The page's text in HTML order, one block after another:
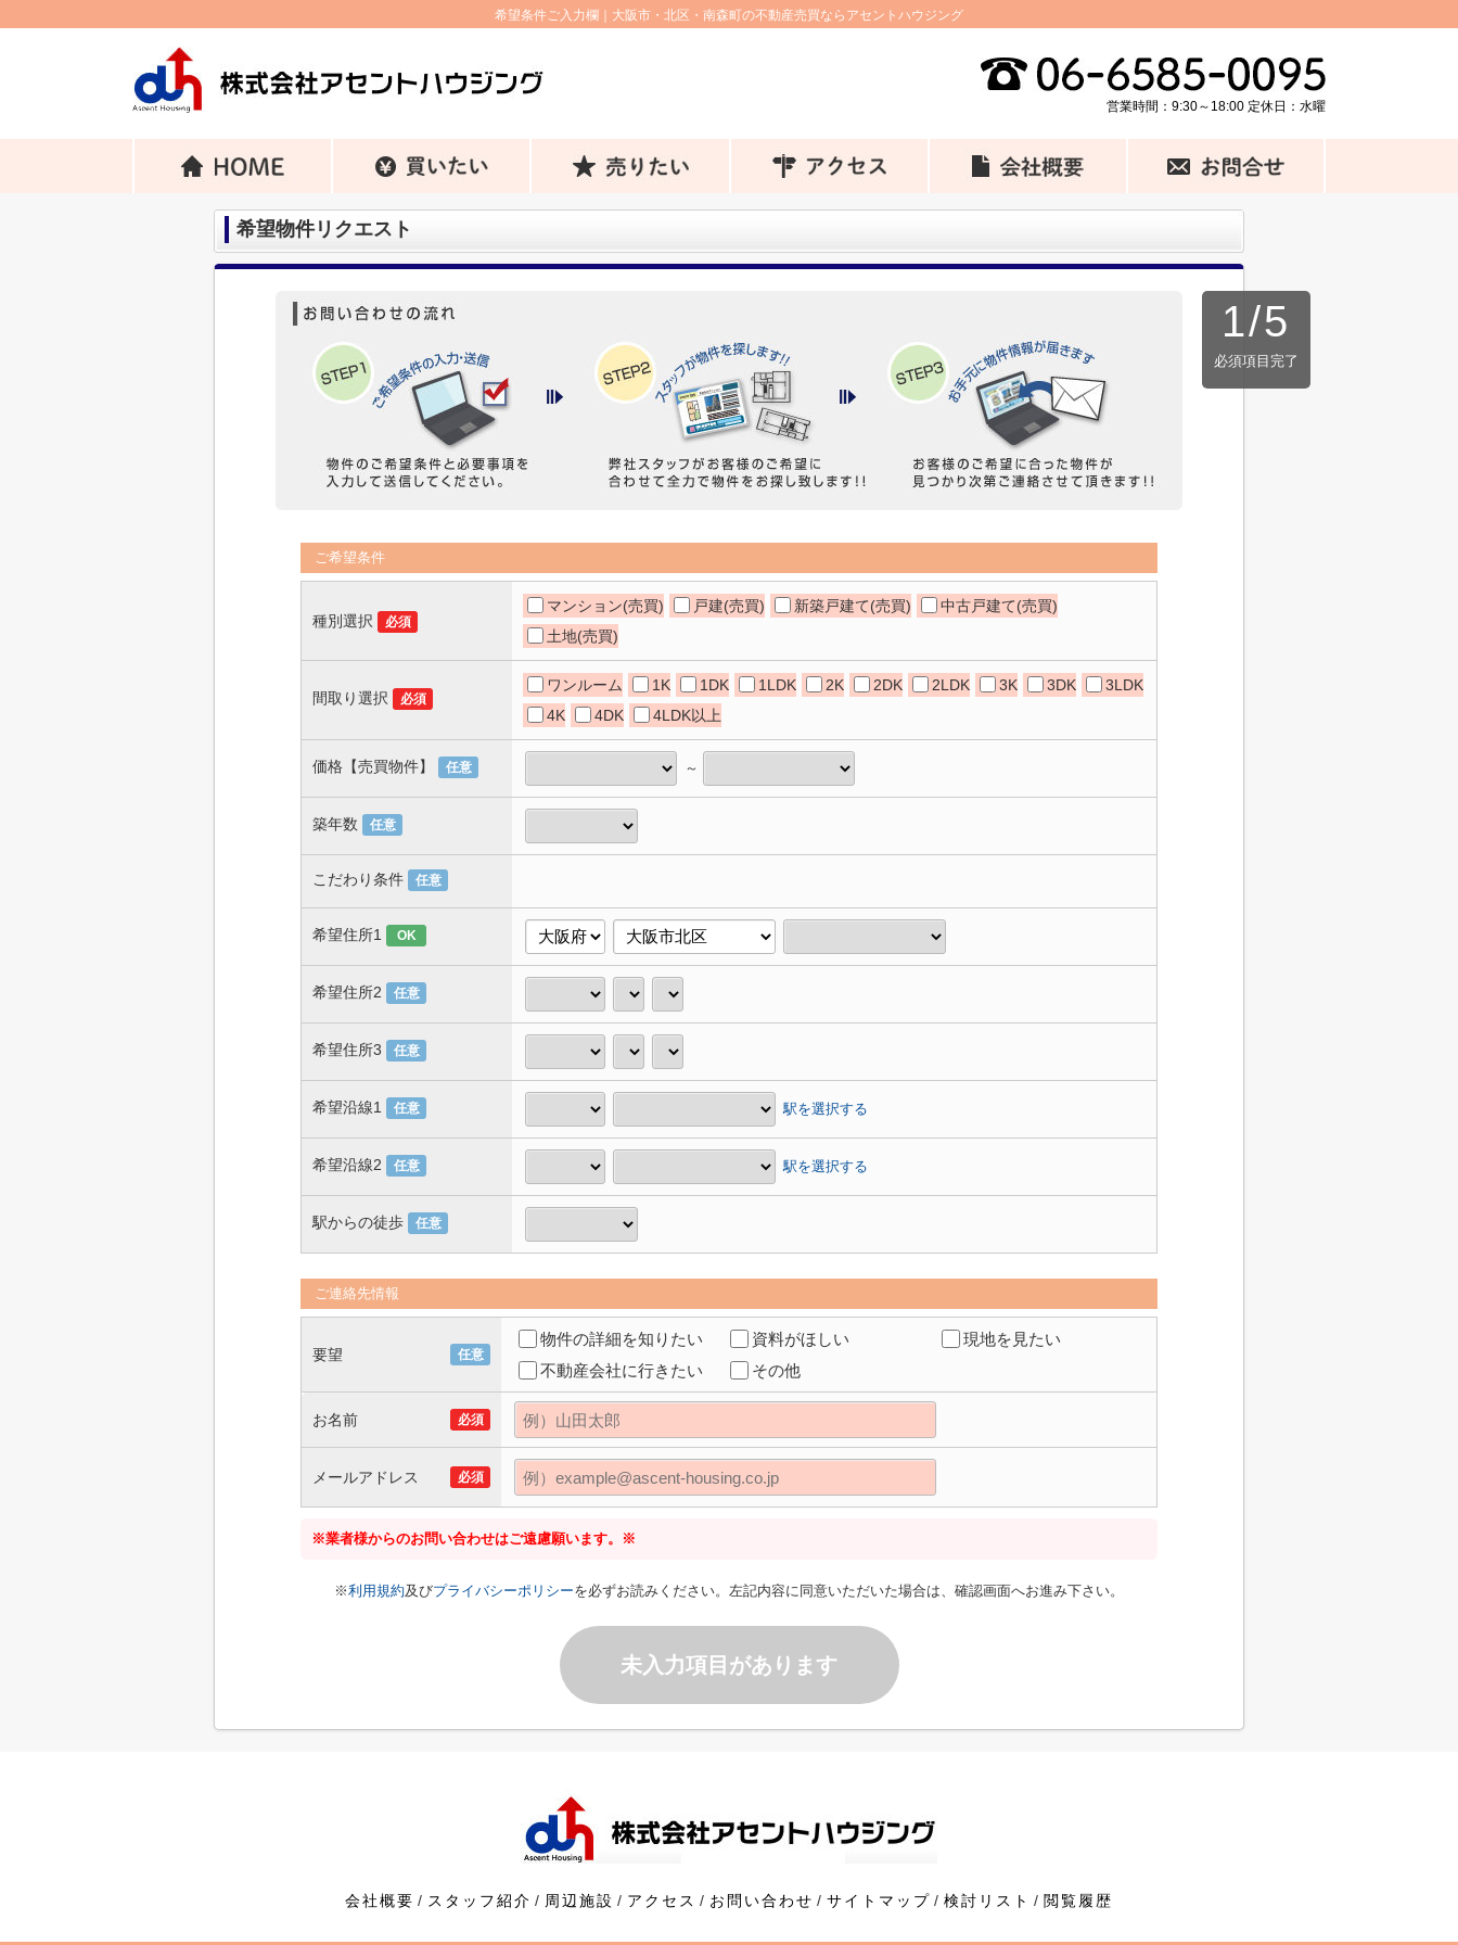
希望条件ご入力欄｜大阪市・北区・南森町の不動産売買ならアセントハウジング
営業時間：9:30～18:00 定休日：水曜
希望物件リクエスト
1/5
必須項目完了
ご希望条件
種別選択 必須
マンション(売買) 戸建(売買) 新築戸建て(売買)
中古戸建て(売買)
土地(売買)
間取り選択 必須
ワンルーム 1K 1DK 1LDK 2K 2DK 2LDK 3K 3DK
3LDK
4K
4DK 4LDK以上
価格【売買物件】 任意 ～
築年数 任意
こだわり条件 任意
希望住所1 OK
希望住所2 任意
希望住所3 任意
希望沿線1 任意 駅を選択する
希望沿線2 任意 駅を選択する
駅からの徒歩 任意
ご連絡先情報
要望 任意
物件の詳細を知りたい 資料がほしい
現地を見たい
不動産会社に行きたい
その他
お名前 必須
メールアドレス 必須
※業者様からのお問い合わせはご遠慮願います。※
※利用規約及びプライバシーポリシーを必ずお読みください。左記内容に同意いただいた場合は、確認画面へお進み下さい。
未入力項目があります
会社概要 スタッフ紹介 周辺施設 アクセス お問い合わせ サイトマップ 検討リスト 閲覧履歴